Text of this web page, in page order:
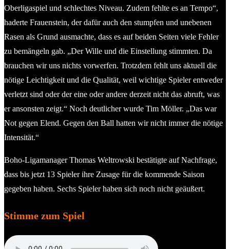
Oberligaspiel und schlechtes Niveau. Zudem fehlte es an Tempo“,
haderte Frauenstein, der dafür auch den stumpfen und unebenen
Rasen als Grund ausmachte, dass es auf beiden Seiten viele Fehler
zu bemängeln gab. „Der Wille und die Einstellung stimmten. Da
brauchen wir uns nichts vorwerfen. Trotzdem fehlt uns aktuell die
nötige Leichtigkeit und die Qualität, weil wichtige Spieler entweder
verletzt sind oder der eine oder andere derzeit nicht das abruft, was
er ansonsten zeigt.“ Noch deutlicher wurde Tim Möller. „Das war
Not gegen Elend. Gegen den Ball hatten wir nicht immer die nötige
Intensität.“
Boho-Ligamanager Thomas Weltrowski bestätigte auf Nachfrage,
dass bis jetzt 13 Spieler ihre Zusage für die kommende Saison
gegeben haben. Sechs Spieler haben sich noch nicht geäußert.
Stimme zum Spiel